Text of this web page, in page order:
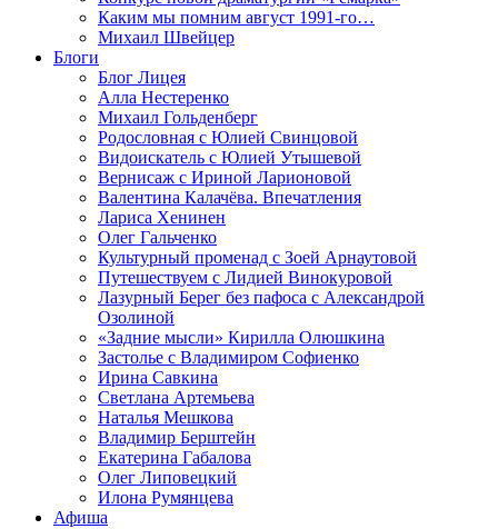
Каким мы помним август 1991-го…
Михаил Швейцер
Блоги
Блог Лицея
Алла Нестеренко
Михаил Гольденберг
Родословная с Юлией Свинцовой
Видоискатель с Юлией Утышевой
Вернисаж с Ириной Ларионовой
Валентина Калачёва. Впечатления
Лариса Хенинен
Олег Гальченко
Культурный променад с Зоей Арнаутовой
Путешествуем с Лидией Винокуровой
Лазурный Берег без пафоса с Александрой
Озолиной
«Задние мысли» Кирилла Олюшкина
Застолье с Владимиром Софиенко
Ирина Савкина
Светлана Артемьева
Наталья Мешкова
Владимир Берштейн
Екатерина Габалова
Олег Липовецкий
Илона Румянцева
Афиша